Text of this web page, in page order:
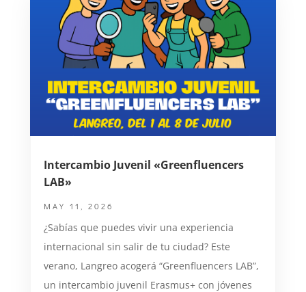
Intercambio Juvenil «Greenfluencers
LAB»
MAY 11, 2026
¿Sabías que puedes vivir una experiencia
internacional sin salir de tu ciudad? Este
verano, Langreo acogerá “Greenfluencers LAB”,
un intercambio juvenil Erasmus+ con jóvenes